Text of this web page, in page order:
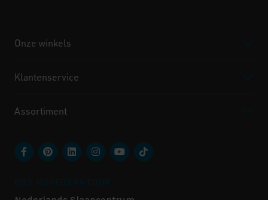
Onze winkels
Klantenservice
Assortiment